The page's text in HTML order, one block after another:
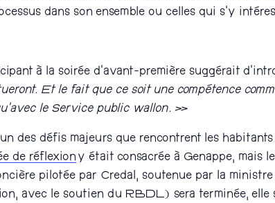
dans son ensemble ou celles qui s’y
à la soirée d’avant-première suggérait
Et le fait que ce soit une compétence
le Service public wallon. »
des défis majeurs que rencontrent les
de réflexion y était consacrée à Genappe, mais
pilotée par Credal, soutenue par la
avec le soutien du RBDL) sera terminée, elle